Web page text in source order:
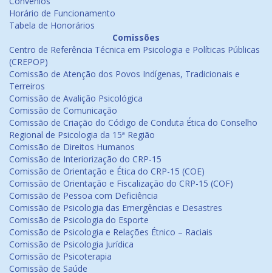
Horário de Funcionamento
Tabela de Honorários
Comissões
Centro de Referência Técnica em Psicologia e Políticas Públicas
(CREPOP)
Comissão de Atenção dos Povos Indígenas, Tradicionais e
Terreiros
Comissão de Avalição Psicológica
Comissão de Comunicação
Comissão de Criação do Código de Conduta Ética do Conselho
Regional de Psicologia da 15ª Região
Comissão de Direitos Humanos
Comissão de Interiorização do CRP-15
Comissão de Orientação e Ética do CRP-15 (COE)
Comissão de Orientação e Fiscalização do CRP-15 (COF)
Comissão de Pessoa com Deficiência
Comissão de Psicologia das Emergências e Desastres
Comissão de Psicologia do Esporte
Comissão de Psicologia e Relações Étnico – Raciais
Comissão de Psicologia Jurídica
Comissão de Psicoterapia
Comissão de Saúde